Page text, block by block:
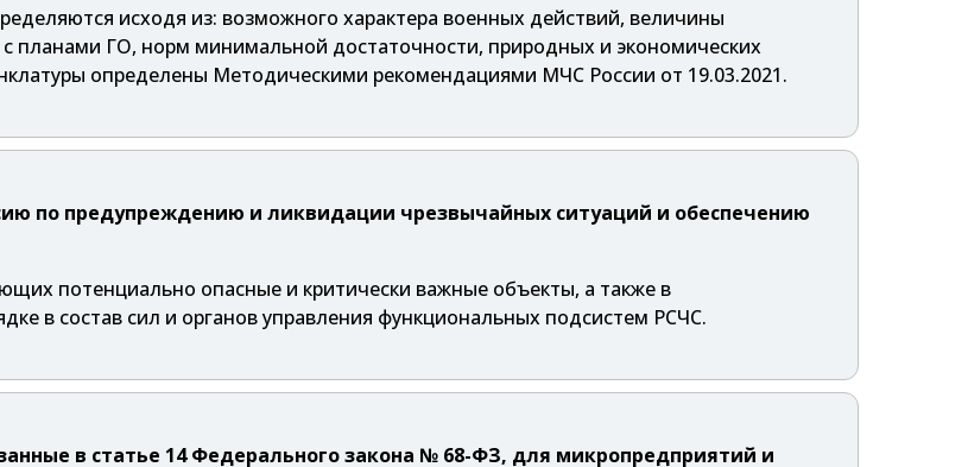
исходя из: возможного характера военных действий, величины
планами ГО, норм минимальной достаточности, природных и экономических
определены Методическими рекомендациями МЧС России от 19.03.2021.
по предупреждению и ликвидации чрезвычайных ситуаций и обеспечению
потенциально опасные и критически важные объекты, а также в
в состав сил и органов управления функциональных подсистем РСЧС.
в статье 14 Федерального закона № 68-ФЗ, для микропредприятий и